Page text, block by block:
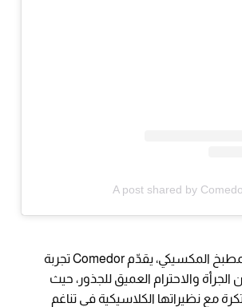
A post shared by
في امتداد لتجربة المطبخ المكسيكي، يقدّم Comedor تجربة
الجرأة والاحترام العميق للجذور، حيث
مع نظيراتها الكلاسيكية في تناغم